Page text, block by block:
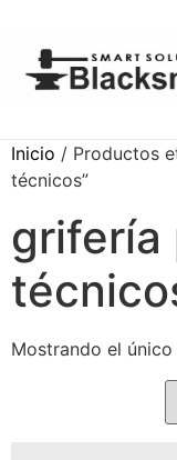
Inicio / Productos
técnicos”
grifería
Mostrando el